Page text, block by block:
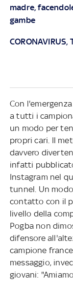
madre,
gambe
CORONAVIRUS,
Con
a tutti i
un modo per
propri cari. Il
davvero
infatti
Instagram nel
tunnel. Un
contatto con il
livello della
Pogba non
difensore
campione
messaggio,
giovani: